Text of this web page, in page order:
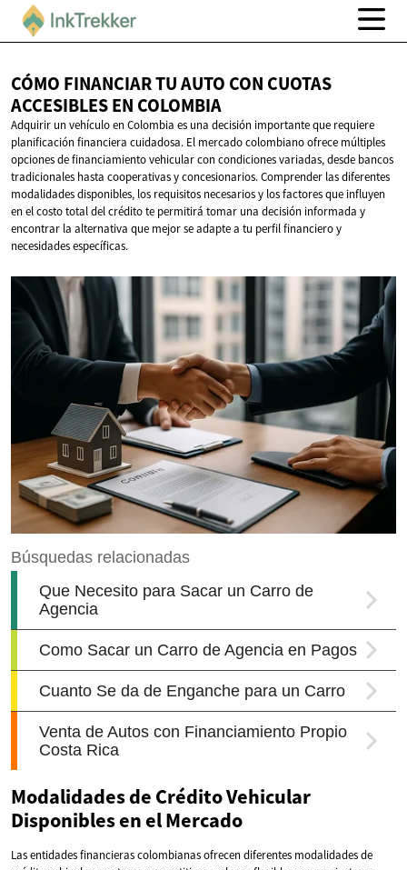
CÓMO FINANCIAR TU AUTO CON CUOTAS
ACCESIBLESEN COLOMBIA
Adquirir un vehículo en Colombia es una decisión importante que requiere
planificación financiera cuidadosa. El mercado colombiano ofrece múltiples
opciones de financiamiento vehicular con condiciones variadas, desde bancos
tradicionales hasta cooperativas y concesionarios. Comprender las diferentes
modalidades disponibles, los requisitos necesarios y los factores que influyen
en el costo total del crédito te permitirá tomar una decisión informada y
encontrar la alternativa que mejor se adapte a tu perfil financiero y
necesidades específicas.
Modalidades de Crédito Vehicular
Disponibles en el Mercado
Las entidades financieras colombianas ofrecen diferentes modalidades de